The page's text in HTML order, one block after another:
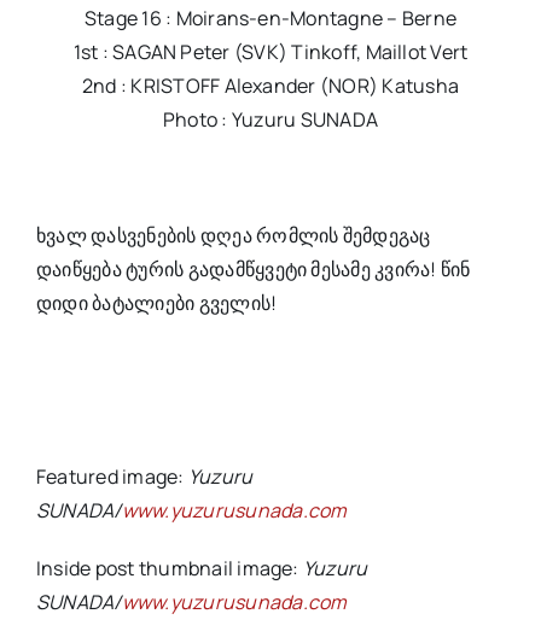
Stage 16 : Moirans-en-Montagne – Berne
1st : SAGAN Peter (SVK) Tinkoff, Maillot Vert
2nd : KRISTOFF Alexander (NOR) Katusha
Photo : Yuzuru SUNADA
ხვალ დასვენების დღეა რომლის შემდეგაც
დაიწყება ტურის გადამწყვეტი მესამე კვირა! წინ
დიდი ბატალიები გველის!
Featured image: Yuzuru
SUNADA/www.yuzurusunada.com
Inside post thumbnail image: Yuzuru
SUNADA/www.yuzurusunada.com